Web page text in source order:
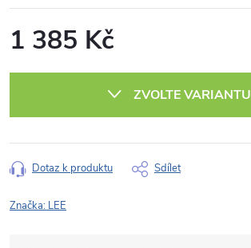
1 385 Kč
ZVOLTE VARIANTU
Dotaz k produktu Sdílet
Značka: LEE